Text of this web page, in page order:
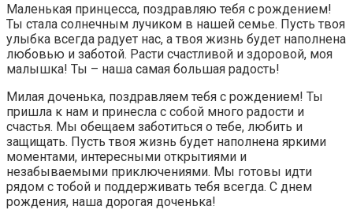
Маленькая принцесса, поздравляю тебя с рождением!
Ты стала солнечным лучиком в нашей семье. Пусть твоя
улыбка всегда радует нас, а твоя жизнь будет наполнена
любовью и заботой. Расти счастливой и здоровой, моя
малышка! Ты – наша самая большая радость!
Милая доченька, поздравляем тебя с рождением! Ты
пришла к нам и принесла с собой много радости и
счастья. Мы обещаем заботиться о тебе, любить и
защищать. Пусть твоя жизнь будет наполнена яркими
моментами, интересными открытиями и
незабываемыми приключениями. Мы готовы идти
рядом с тобой и поддерживать тебя всегда. С днем
рождения, наша дорогая доченька!